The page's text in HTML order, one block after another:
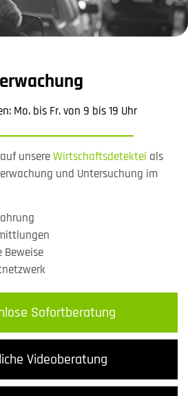
Mo. bis Fr. von 9 bis 19 Uhr
auf unsereWirtschaftsdetektei als
und Untersuchung im
Beweise
Sofortberatung
Videoberatung